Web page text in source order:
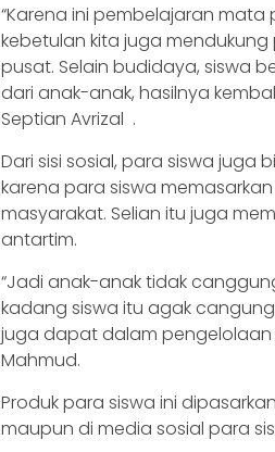
“Karena ini pembelajaran mata
kebetulan kita juga
pusat. Selain budidaya, siswa
dari anak-anak, hasilnya
Septian Avrizal .
Dari sisi sosial, para siswa juga
karena para siswa
masyarakat. Selian itu juga
antartim.
“Jadi anak-anak tidak
kadang siswa itu agak
juga dapat dalam pengelolaan
Mahmud.
Produk para siswa ini
maupun di media sosial para